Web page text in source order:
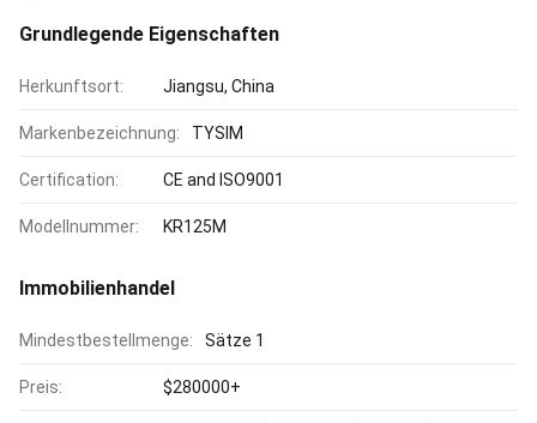
Grundlegende Eigenschaften
Herkunftsort: Jiangsu, China
Markenbezeichnung: TYSIM
Certification: CE and ISO9001
Modellnummer: KR125M
Immobilienhandel
Mindestbestellmenge: Sätze 1
Preis: $280000+